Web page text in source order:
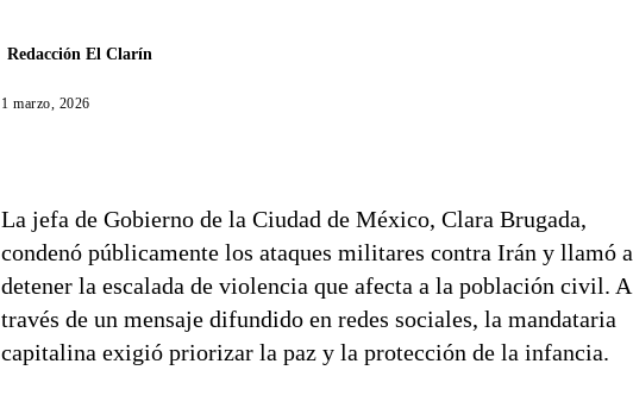
Redacción El Clarín
1 marzo, 2026
La jefa de Gobierno de la Ciudad de México, Clara Brugada,
condenó públicamente los ataques militares contra Irán y llamó a
detener la escalada de violencia que afecta a la población civil. A
través de un mensaje difundido en redes sociales, la mandataria
capitalina exigió priorizar la paz y la protección de la infancia.